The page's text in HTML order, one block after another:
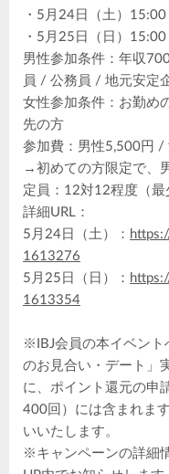
・5月24日（土）
・5月25日（日）
男性参加条件：年収
員 / 公務員 / 地元安定
女性参加条件：お勤め
先の方
参加費：男性5,500円 /
→初めての方限定で、
定員：12対12程度（最
詳細URL：
5月24日（土）：
1613276
5月25日（日）：
1613354
※IBJ会員の本イベント
のお見合い・デート」
に、ポイント還元の申
400回）には含まれま
いいたします。
※キャンペーンの詳細